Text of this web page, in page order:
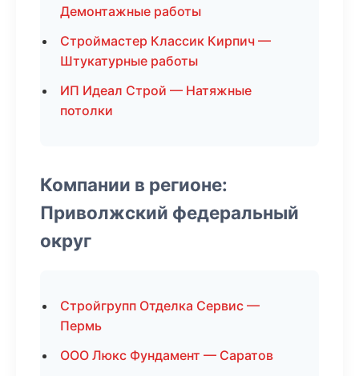
Демонтажные работы
Строймастер Классик Кирпич —
Штукатурные работы
ИП Идеал Строй — Натяжные
потолки
Компании в регионе:
Приволжский федеральный
округ
Стройгрупп Отделка Сервис —
Пермь
ООО Люкс Фундамент — Саратов